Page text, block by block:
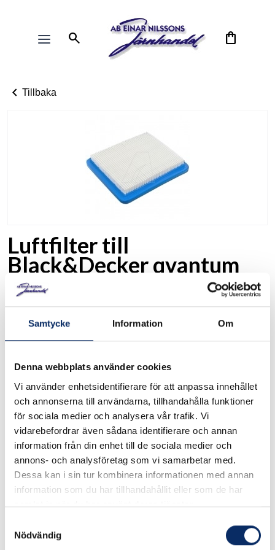
Samtycke Information Om
Denna webbplats använder cookies
Vi använder enhetsidentifierare för att anpassa innehållet
och annonserna till användarna, tillhandahålla funktioner
för sociala medier och analysera vår trafik. Vi
vidarebefordrar även sådana identifierare och annan
information från din enhet till de sociala medier och
annons- och analysföretag som vi samarbetar med.
Dessa kan i sin tur kombinera informationen med annan
information som du har tillhandahållit eller som de har
samlat in när du har använt deras tjänster.
Nödvändig
search shopping_bag
chevron_left Tillbaka
Luftfilter till
Black&Decker qvantum
Art. nr: 3111-B1-0006
Luftfiltersats till Black & Decker.
I lager
Antal
remove add
59kr
Lägg i varukorg
Produktinformation expand_more